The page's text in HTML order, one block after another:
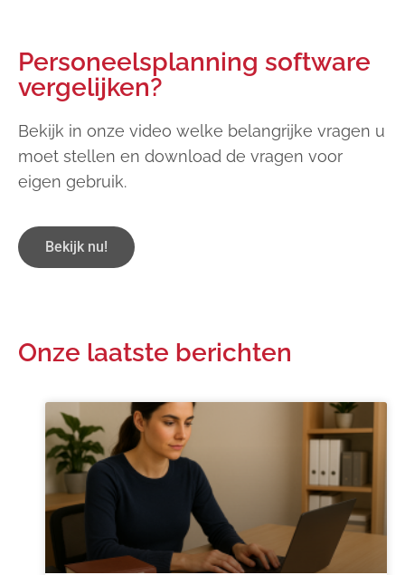
Personeelsplanning software
vergelijken?
Bekijk in onze video welke belangrijke vragen u
moet stellen en download de vragen voor
eigen gebruik.
Bekijk nu!
Onze laatste berichten